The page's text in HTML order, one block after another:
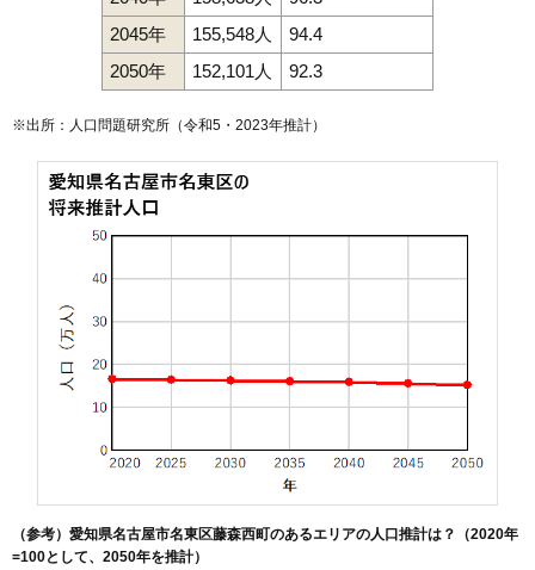
2045年
155,548人
94.4
2050年
152,101人 92.3
※出所：人口問題研究所（令和5・2023年推計）
（参考）愛知県名古屋市名東区藤森西町のあるエリアの人口推計は？（2020年
=100として、2050年を推計）